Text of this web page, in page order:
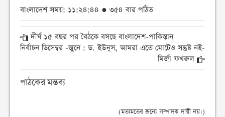
বাংলাদেশ সময়: ১১:২৪:৪৪ ● ৩৫৪ বার পঠিত
দীর্ঘ ১৫ বছর পর বৈঠকে বসছে বাংলাদেশ-পাকিস্তান
নির্বাচন ডিসেম্বর -জুনে : ড. ইউনূস, আমরা এতে মোটেও সন্তুষ্ট নই-
মির্জা ফখরুল
পাঠকের মন্তব্য
(মতামতের জন্যে সম্পাদক দায়ী নয়।)